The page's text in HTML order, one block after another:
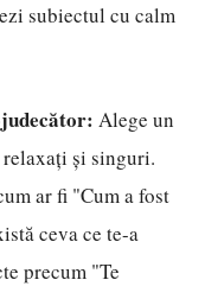
subiectul cu calm
Alege un
și singuri.
ar fi "Cum a fost
ceva ce te-a
precum "Te